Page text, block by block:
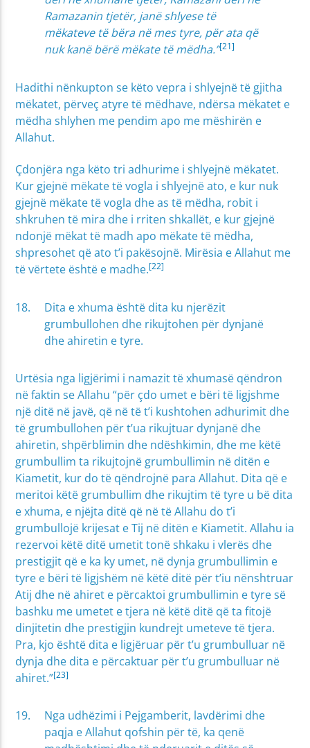
Ramazanin tjetër, janë shlyese të
mëkateve të bëra në mes tyre, për ata që
nuk kanë bërë mëkate të mëdha.”[21]
Hadithi nënkupton se këto vepra i shlyejnë të gjitha
mëkatet, përveç atyre të mëdhave, ndërsa mëkatet e
mëdha shlyhen me pendim apo me mëshirën e
Allahut.
Çdonjëra nga këto tri adhurime i shlyejnë mëkatet.
Kur gjejnë mëkate të vogla i shlyejnë ato, e kur nuk
gjejnë mëkate të vogla dhe as të mëdha, robit i
shkruhen të mira dhe i rriten shkallët, e kur gjejnë
ndonjë mëkat të madh apo mëkate të mëdha,
shpresohet që ato t’i pakësojnë. Mirësia e Allahut me
të vërtete është e madhe.[22]
Dita e xhuma është dita ku njerëzit
grumbullohen dhe rikujtohen për dynjanë
dhe ahiretin e tyre.
Urtësia nga ligjërimi i namazit të xhumasë qëndron
në faktin se Allahu “për çdo umet e bëri të ligjshme
një ditë në javë, që në të t’i kushtohen adhurimit dhe
të grumbullohen për t’ua rikujtuar dynjanë dhe
ahiretin, shpërblimin dhe ndëshkimin, dhe me këtë
grumbullim ta rikujtojnë grumbullimin në ditën e
Kiametit, kur do të qëndrojnë para Allahut. Dita që e
meritoi këtë grumbullim dhe rikujtim të tyre u bë dita
e xhuma, e njëjta ditë që në të Allahu do t’i
grumbullojë krijesat e Tij në ditën e Kiametit. Allahu ia
rezervoi këtë ditë umetit tonë shkaku i vlerës dhe
prestigjit që e ka ky umet, në dynja grumbullimin e
tyre e bëri të ligjshëm në këtë ditë për t’iu nënshtruar
Atij dhe në ahiret e përcaktoi grumbullimin e tyre së
bashku me umetet e tjera në këtë ditë që ta fitojë
dinjitetin dhe prestigjin kundrejt umeteve të tjera.
Pra, kjo është dita e ligjëruar për t’u grumbulluar në
dynja dhe dita e përcaktuar për t’u grumbulluar në
ahiret.”[23]
Nga udhëzimi i Pejgamberit, lavdërimi dhe
paqja e Allahut qofshin për të, ka qenë